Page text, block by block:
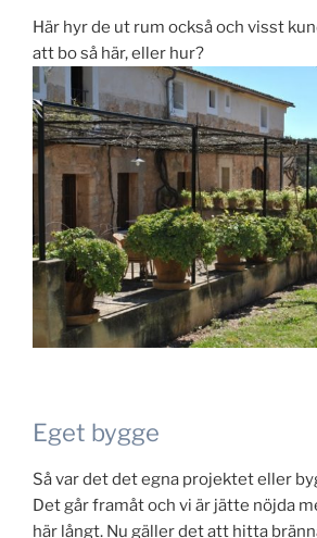
Här hyr de ut rum också och visst
att bo så här, eller hur?
Eget bygge
Så var det det egna projektet eller
Det går framåt och vi är jätte nöjda
här långt. Nu gäller det att hitta